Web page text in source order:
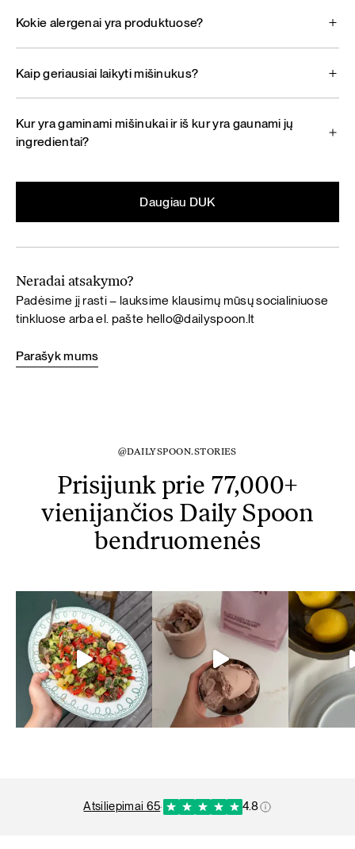
Kokie alergenai yra produktuose?
Kaip geriausiai laikyti mišinukus?
Kur yra gaminami mišinukai ir iš kur yra gaunami jų
ingredientai?
Daugiau DUK
Neradai atsakymo?
Padėsime jį rasti – lauksime klausimų mūsų socialiniuose
tinkluose arba el. pašte hello@dailyspoon.lt
Parašyk mums
@DAILYSPOON.STORIES
Prisijunk prie 77,000+
vienijančios Daily Spoon
bendruomenės
atsiliepimai 65· 4.8